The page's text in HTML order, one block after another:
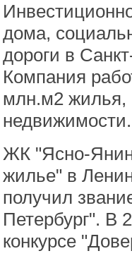
дома,
дороги в
Компания
млн.м2 жилья,
недвижимости.
ЖК "Ясно-
жилье" в
получил
Петербург". В
конкурсе